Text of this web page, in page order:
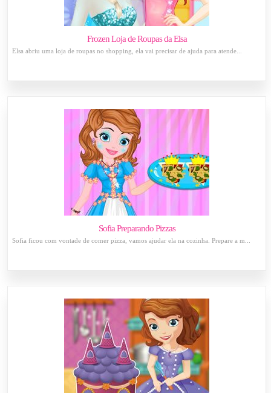
Frozen Loja de Roupas da Elsa
Elsa abriu uma loja de roupas no shopping, ela vai precisar de ajuda para atende...
Sofia Preparando Pizzas
Sofia ficou com vontade de comer pizza, vamos ajudar ela na cozinha. Prepare a m...